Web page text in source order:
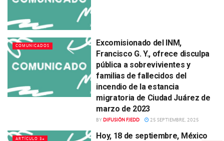
COMUNICADOS
Excomisionado del INM,
Francisco G. Y., ofrece disculpa
pública a sobrevivientes y
familias de fallecidos del
incendio de la estancia
migratoria de Ciudad Juárez de
marzo de 2023
BY DIFUSIÓN FJEDD 25 SEPTIEMBRE, 2025
ARTÍCULO 34
Hoy, 18 de septiembre, México